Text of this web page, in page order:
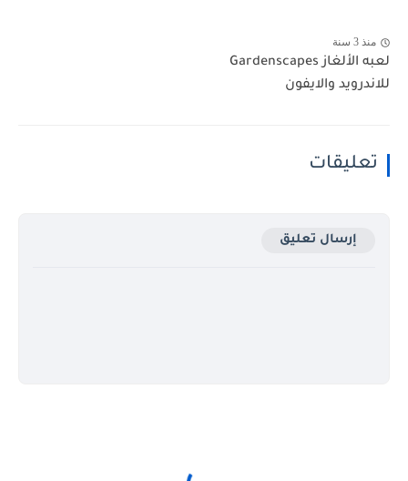
منذ 3 سنة
لعبه الألغاز Gardenscapes
للاندرويد والايفون
تعليقات
إرسال تعليق